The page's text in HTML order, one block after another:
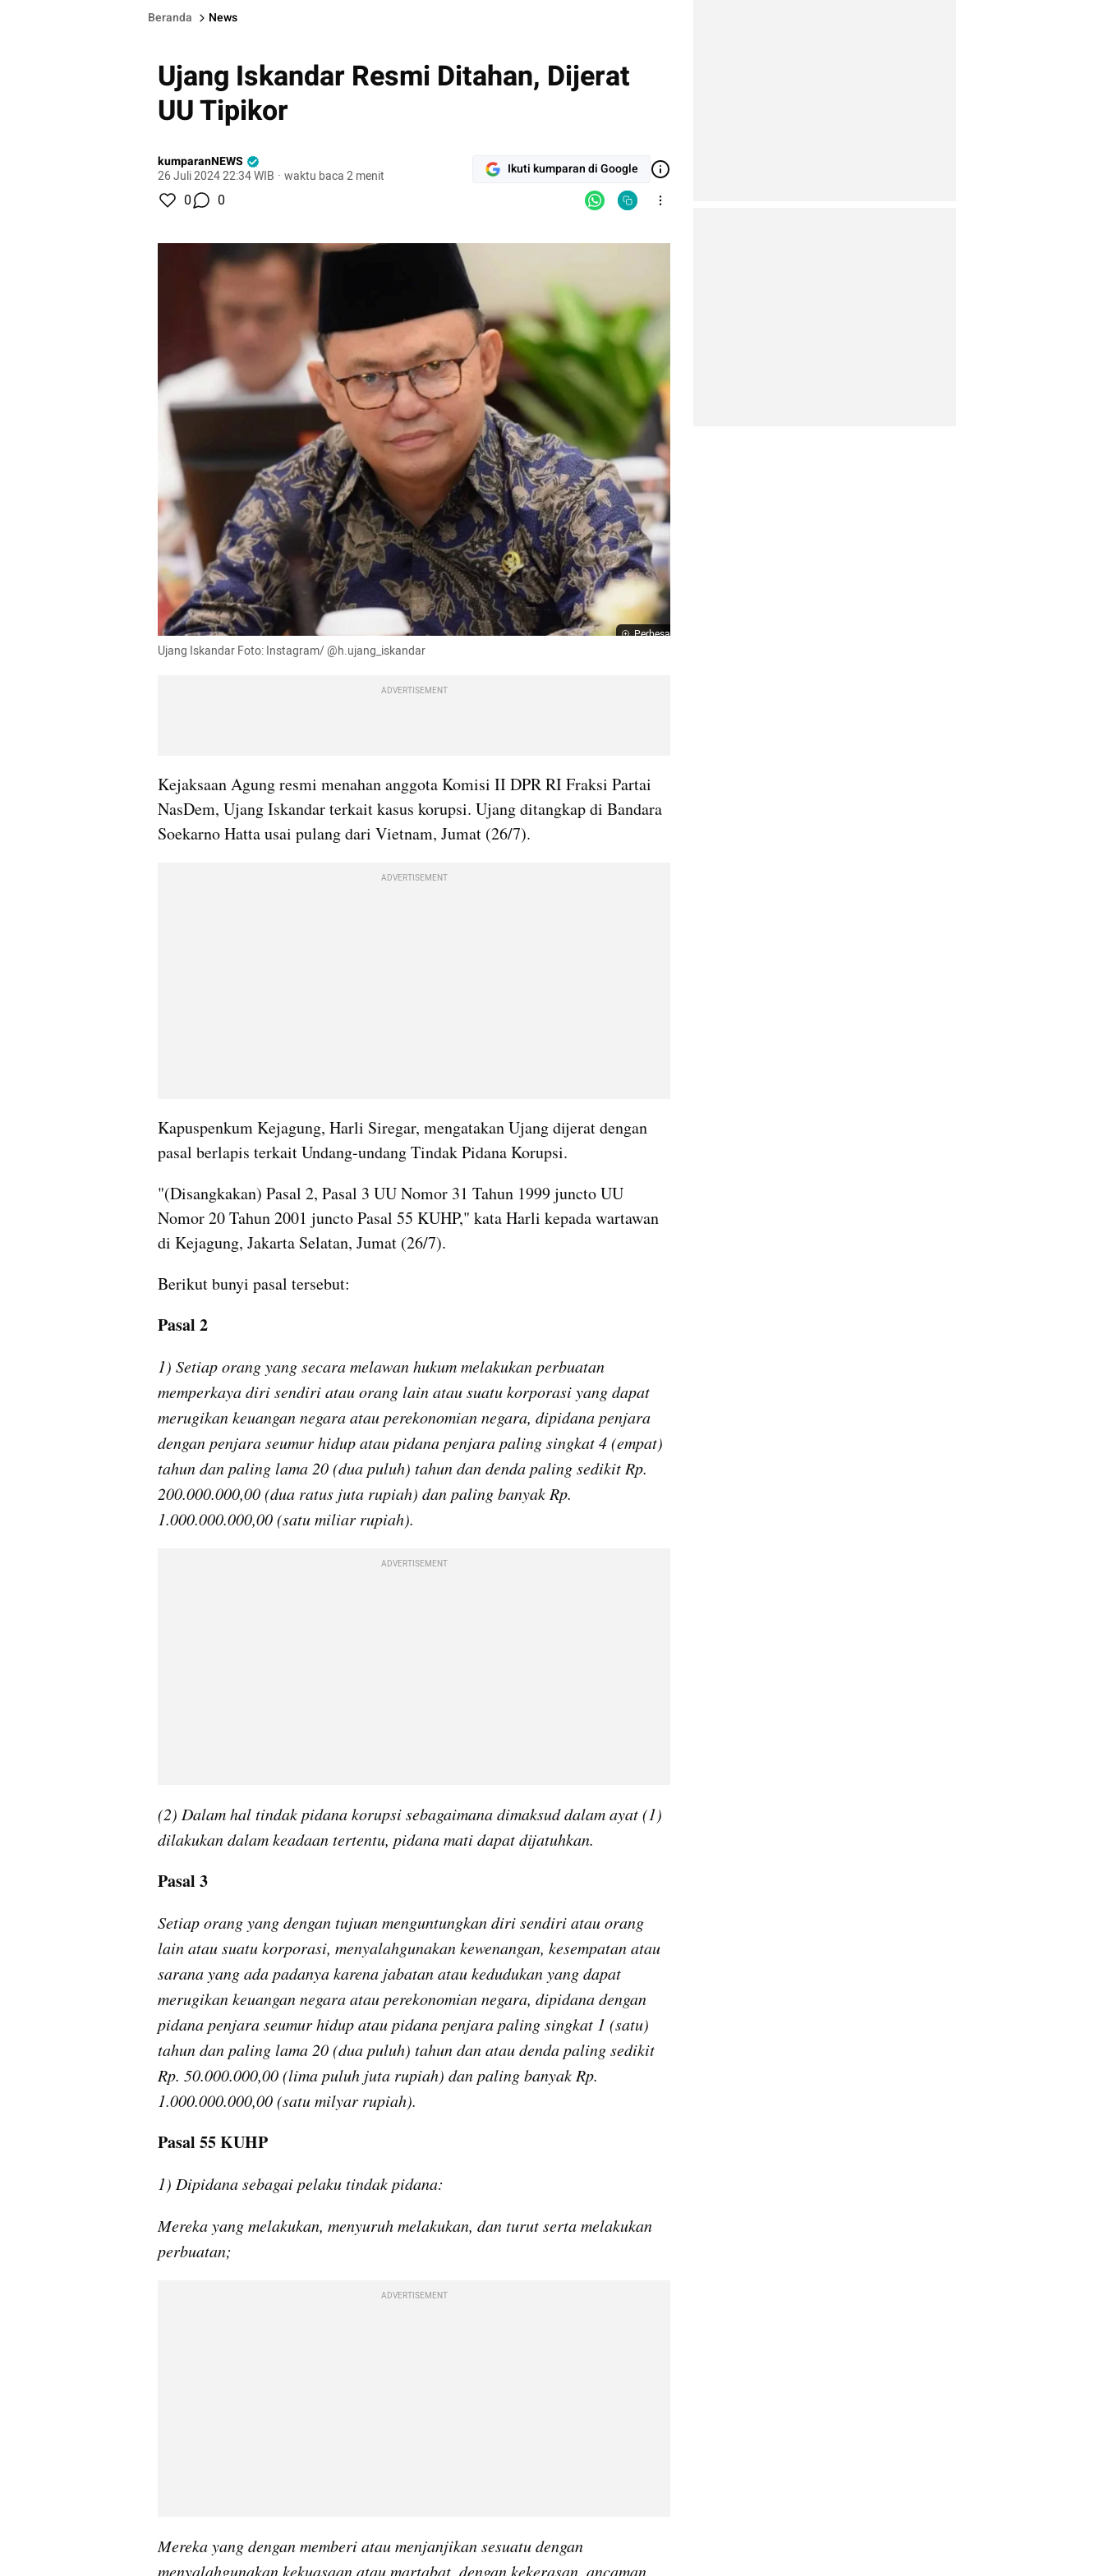
Beranda News
Ujang Iskandar Resmi Ditahan, Dijerat
UU Tipikor
kumparanNEWS
26 Juli 2024 22:34 WIB · waktu baca 2 menit Ikuti kumparan di Google
0 0
Perbesar
Ujang Iskandar Foto: Instagram/ @h.ujang_iskandar
ADVERTISEMENT
Kejaksaan Agung resmi menahan anggota Komisi II DPR RI Fraksi Partai
NasDem, Ujang Iskandar terkait kasus korupsi. Ujang ditangkap di Bandara
Soekarno Hatta usai pulang dari Vietnam, Jumat (26/7).
ADVERTISEMENT
Kapuspenkum Kejagung, Harli Siregar, mengatakan Ujang dijerat dengan
pasal berlapis terkait Undang-undang Tindak Pidana Korupsi.
"(Disangkakan) Pasal 2, Pasal 3 UU Nomor 31 Tahun 1999 juncto UU
Nomor 20 Tahun 2001 juncto Pasal 55 KUHP," kata Harli kepada wartawan
di Kejagung, Jakarta Selatan, Jumat (26/7).
Berikut bunyi pasal tersebut:
Pasal 2
1) Setiap orang yang secara melawan hukum melakukan perbuatan
memperkaya diri sendiri atau orang lain atau suatu korporasi yang dapat
merugikan keuangan negara atau perekonomian negara, dipidana penjara
dengan penjara seumur hidup atau pidana penjara paling singkat 4 (empat)
tahun dan paling lama 20 (dua puluh) tahun dan denda paling sedikit Rp.
200.000.000,00 (dua ratus juta rupiah) dan paling banyak Rp.
1.000.000.000,00 (satu miliar rupiah).
ADVERTISEMENT
(2) Dalam hal tindak pidana korupsi sebagaimana dimaksud dalam ayat (1)
dilakukan dalam keadaan tertentu, pidana mati dapat dijatuhkan.
Pasal 3
Setiap orang yang dengan tujuan menguntungkan diri sendiri atau orang
lain atau suatu korporasi, menyalahgunakan kewenangan, kesempatan atau
sarana yang ada padanya karena jabatan atau kedudukan yang dapat
merugikan keuangan negara atau perekonomian negara, dipidana dengan
pidana penjara seumur hidup atau pidana penjara paling singkat 1 (satu)
tahun dan paling lama 20 (dua puluh) tahun dan atau denda paling sedikit
Rp. 50.000.000,00 (lima puluh juta rupiah) dan paling banyak Rp.
1.000.000.000,00 (satu milyar rupiah).
Pasal 55 KUHP
1) Dipidana sebagai pelaku tindak pidana:
Mereka yang melakukan, menyuruh melakukan, dan turut serta melakukan
perbuatan;
ADVERTISEMENT
Mereka yang dengan memberi atau menjanjikan sesuatu dengan
menyalahgunakan kekuasaan atau martabat, dengan kekerasan, ancaman,